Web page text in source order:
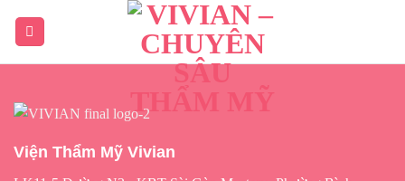
Viện Thẩm Mỹ Vivian